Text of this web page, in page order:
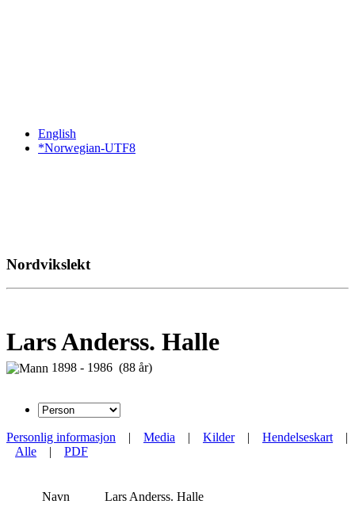
English
*Norwegian-UTF8
Nordvikslekt
Lars Anderss. Halle
1898 - 1986 (88 år)
Personlig informasjon | Media | Kilder| Hendelseskart |
Alle | PDF
Navn Lars Anderss. Halle